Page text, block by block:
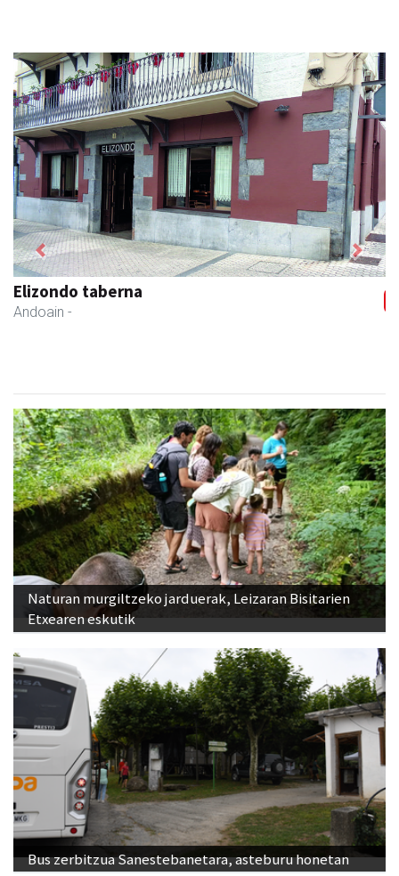
Elizondo taberna
Andoain -
Previous Next
Naturan murgiltzeko jarduerak, Leizaran Bisitarien
Etxearen eskutik
Bus zerbitzua Sanestebanetara, asteburu honetan